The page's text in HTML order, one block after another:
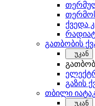
ქვედა
გათბობის
უკან
გაზის
თბილი
უკან